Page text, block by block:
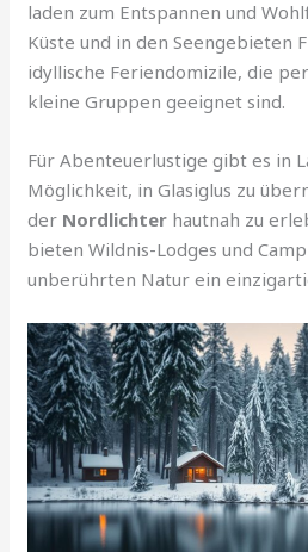
laden zum Entspannen und
Küste und in den Seengebieten
idyllische Feriendomizile, die
kleine Gruppen geeignet sind.
Für Abenteuerlustige gibt es in
Möglichkeit, in Glasiglus zu
der Nordlichter hautnah zu
bieten Wildnis-Lodges und
unberührten Natur ein